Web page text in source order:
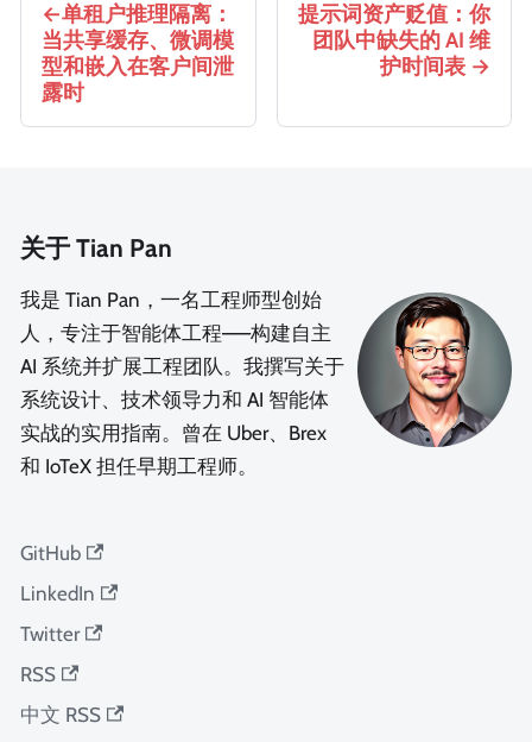
单租户推理隔离：
当共享缓存、微调模
型和嵌入在客户间泄
露时
提示词资产贬值：你
团队中缺失的 AI 维
护时间表
关于 Tian Pan
我是 Tian Pan，一名工程师型创始
人，专注于智能体工程——构建自主
AI 系统并扩展工程团队。我撰写关于
系统设计、技术领导力和 AI 智能体
实战的实用指南。曾在 Uber、Brex
和 IoTeX 担任早期工程师。
GitHub
LinkedIn
Twitter
RSS
中文 RSS